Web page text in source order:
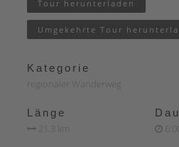
Tour herunterladen
Umgekehrte Tour
Kategorie
regionaler Wanderweg
Länge
21.3 km